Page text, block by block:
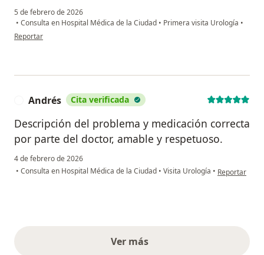
5 de febrero de 2026
• Consulta en Hospital Médica de la Ciudad • Primera visita Urología •
en opinión del usuario Luis
Reportar
Andrés Cita verificada
Descripción del problema y medicación correcta
por parte del doctor, amable y respetuoso.
4 de febrero de 2026
• Consulta en Hospital Médica de la Ciudad • Visita Urología • en opinión
Reportar
Ver másopiniones anteriores